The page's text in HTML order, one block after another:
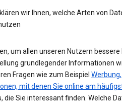
wir Ihnen, welche Arten von
um allen unseren Nutzern
grundlegender Informationen
Fragen wie zum Beispiel
mit denen Sie online am
die Sie interessant finden. Welche